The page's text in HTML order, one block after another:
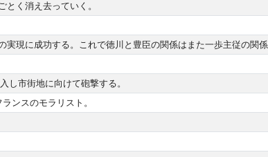
く消え去っていく。
現に成功する。これで徳川と豊臣の関係はまた一歩主従の関係
市街地に向けて砲撃する。
ンスのモラリスト。